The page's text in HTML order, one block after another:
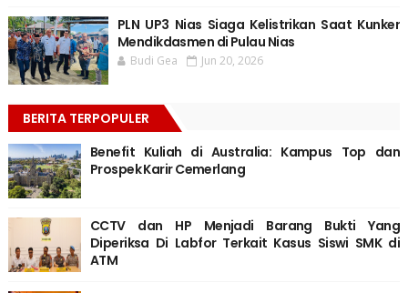
PLN UP3 Nias Siaga Kelistrikan Saat Kunker
Mendikdasmen di Pulau Nias
Budi Gea Jun 20, 2026
BERITA TERPOPULER
Benefit Kuliah di Australia: Kampus Top dan
Prospek Karir Cemerlang
CCTV dan HP Menjadi Barang Bukti Yang
Diperiksa Di Labfor Terkait Kasus Siswi SMK di
ATM